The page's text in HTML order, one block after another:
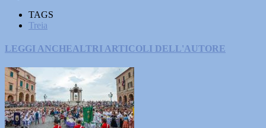
TAGS
Treia
LEGGI ANCHEALTRI ARTICOLI DELL'AUTORE